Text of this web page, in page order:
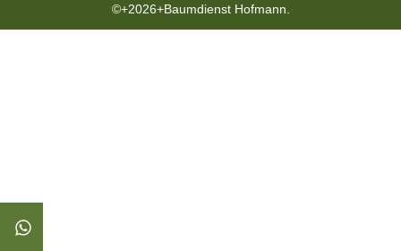
©+2026+Baumdienst Hofmann.